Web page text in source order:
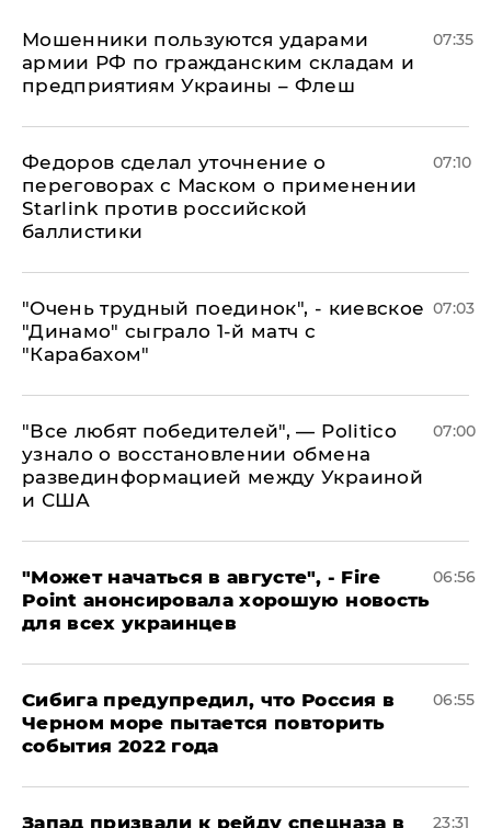
Мошенники пользуются ударами
армии РФ по гражданским складам и
предприятиям Украины – Флеш
07:35
Федоров сделал уточнение о
переговорах с Маском о применении
Starlink против российской
баллистики
07:10
"Очень трудный поединок", - киевское
"Динамо" сыграло 1-й матч с
"Карабахом"
07:03
​"Все любят победителей", — Politico
узнало о восстановлении обмена
развединформацией между Украиной
и США
07:00
"Может начаться в августе", - Fire
Point анонсировала хорошую новость
для всех украинцев
06:56
Сибига предупредил, что Россия в
Черном море пытается повторить
события 2022 года
06:55
Запад призвали к рейду спецназа в 23:31